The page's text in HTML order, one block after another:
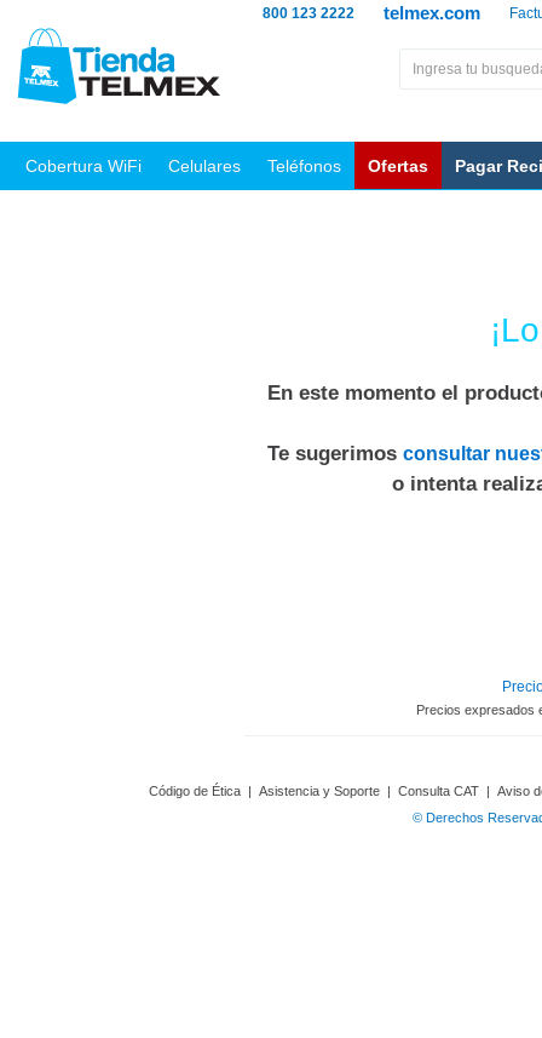
telmex.com
800 123 2222
Cobertura WiFi Celulares Teléfonos Ofertas Pagar
En este momento el
Te sugerimos consultar
o intenta
Precios expresados
Código de Ética | Asistencia y Soporte | Consulta CAT | Aviso
© Derechos